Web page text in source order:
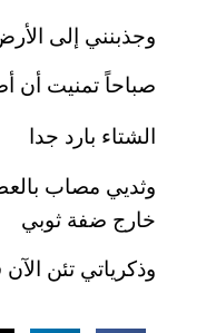
وجذبنني إلى
صباحاً تمنيت أن
الشتاء بارد جدا
وثديي مصاب
خارج ضفة ثوبي
وذكرياتي تئن